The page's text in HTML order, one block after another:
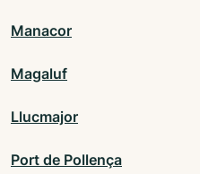
Manacor
Magaluf
Llucmajor
Port de Pollença